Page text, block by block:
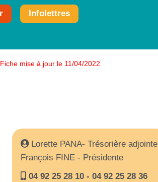
Infolettres
Fiche mise à jour le 11/04/2022
Lorette PANA- Trésorière adjointe
François FINE - Présidente
04 92 25 28 10 - 04 92 25 28 36